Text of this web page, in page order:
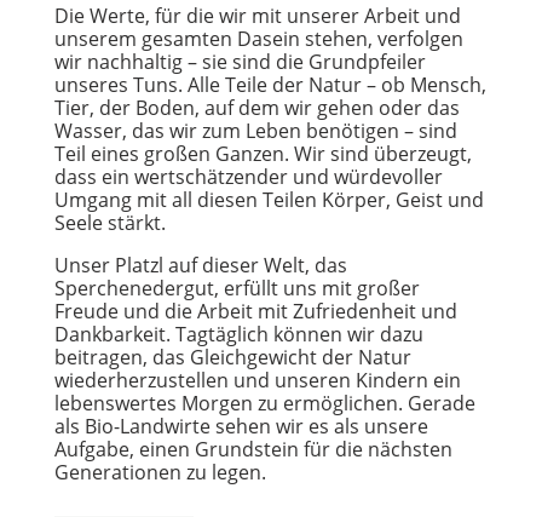
Die Werte, für die wir mit unserer Arbeit und
unserem gesamten Dasein stehen, verfolgen
wir nachhaltig – sie sind die Grundpfeiler
unseres Tuns. Alle Teile der Natur – ob Mensch,
Tier, der Boden, auf dem wir gehen oder das
Wasser, das wir zum Leben benötigen – sind
Teil eines großen Ganzen. Wir sind überzeugt,
dass ein wertschätzender und würdevoller
Umgang mit all diesen Teilen Körper, Geist und
Seele stärkt.
Unser Platzl auf dieser Welt, das
Sperchenedergut, erfüllt uns mit großer
Freude und die Arbeit mit Zufriedenheit und
Dankbarkeit. Tagtäglich können wir dazu
beitragen, das Gleichgewicht der Natur
wiederherzustellen und unseren Kindern ein
lebenswertes Morgen zu ermöglichen. Gerade
als Bio-Landwirte sehen wir es als unsere
Aufgabe, einen Grundstein für die nächsten
Generationen zu legen.